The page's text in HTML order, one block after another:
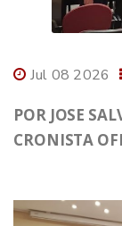
Jul 08 2026
POR JOSE
CRONISTA